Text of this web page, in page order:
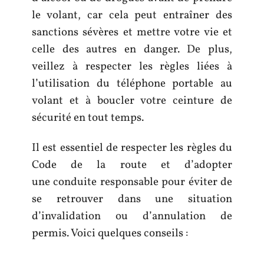
le volant, car cela peut entraîner des
sanctions sévères et mettre votre vie et
celle des autres en danger. De plus,
veillez à respecter les règles liées à
l’utilisation du téléphone portable au
volant et à boucler votre ceinture de
sécurité en tout temps.
Il est essentiel de respecter les règles du
Code de la route et d’adopter
une conduite responsable pour éviter de
se retrouver dans une situation
d’invalidation ou d’annulation de
permis. Voici quelques conseils :